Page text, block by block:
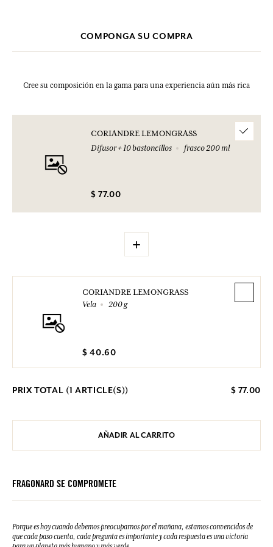
COMPONGA SU COMPRA
Cree su composición en la gama para una experiencia aún más rica
CORIANDRE LEMONGRASS
Difusor + 10 bastoncillos
frasco 200 ml
$ 77.00
+
CORIANDRE LEMONGRASS
Vela
200 g
$ 40.60
PRIX TOTAL (1 ARTICLE(S)) $ 77.00
AÑADIR AL CARRITO
FRAGONARD SE COMPROMETE
Porque es hoy cuando debemos preocuparnos por el mañana, estamos convencidos de
que cada paso cuenta, cada pregunta es importante y cada respuesta es una victoria